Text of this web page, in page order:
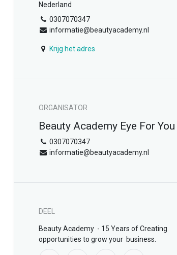
Nederland
0307070347
informatie@beautyacademy.nl
Krijg het adres
ORGANISATOR
Beauty Academy Eye For You
0307070347
informatie@beautyacademy.nl
DEEL
Beauty Academy - 15 Years of Creating
opportunities to grow your business.